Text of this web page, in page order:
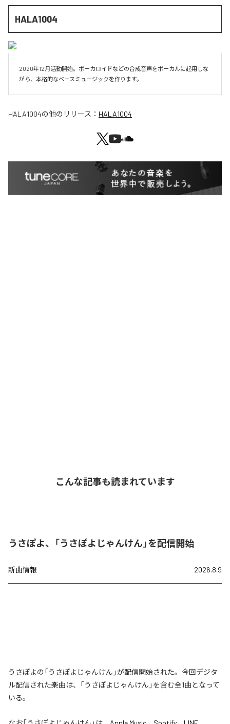
HALA1004
2020年12月活動開始。ボーカロイドなどの合成音声をボーカルに起用しな
がら、本格的なベースミュージックを作ります。
HALA1004の他のリリース： HALA1004
こんな記事も読まれています
うさぽよ、「うさぽよじゃんけん」を配信開始
新曲情報 2026.8.9
うさぽよの「うさぽよじゃんけん」が配信開始された。今回デジタ
ル配信された楽曲は、「うさぽよじゃんけん」を含む全1曲となって
いる。